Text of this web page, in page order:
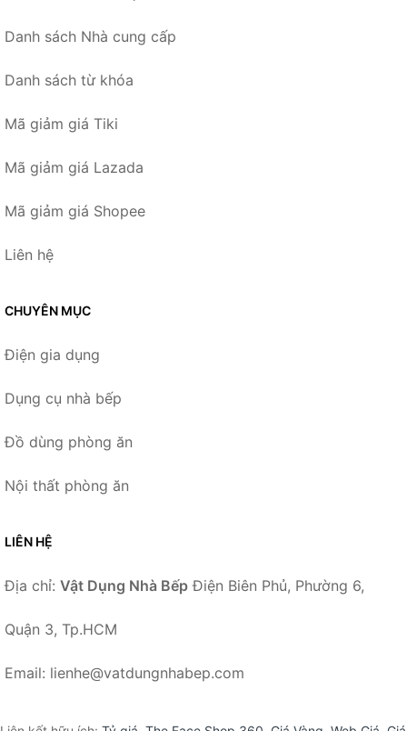
Danh sách Nhà cung cấp
Danh sách từ khóa
Mã giảm giá Tiki
Mã giảm giá Lazada
Mã giảm giá Shopee
Liên hệ
CHUYÊN MỤC
Điện gia dụng
Dụng cụ nhà bếp
Đồ dùng phòng ăn
Nội thất phòng ăn
LIÊN HỆ
Địa chỉ: Vật Dụng Nhà Bếp Điện Biên Phủ, Phường 6,
Quận 3, Tp.HCM
Email: lienhe@vatdungnhabep.com